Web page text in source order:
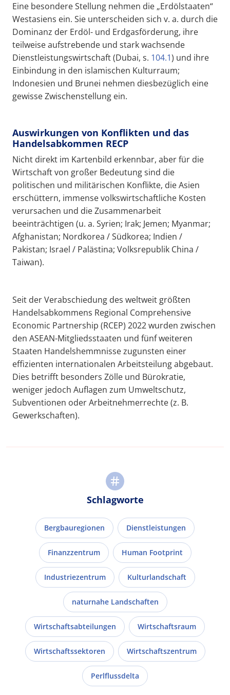
Eine besondere Stellung nehmen die „Erdölstaaten“
Westasiens ein. Sie unterscheiden sich v. a. durch die
Dominanz der Erdöl- und Erdgasförderung, ihre
teilweise aufstrebende und stark wachsende
Dienstleistungswirtschaft (Dubai, s. 104.1) und ihre
Einbindung in den islamischen Kulturraum;
Indonesien und Brunei nehmen diesbezüglich eine
gewisse Zwischenstellung ein.
Auswirkungen von Konflikten und das
Handelsabkommen RECP
Nicht direkt im Kartenbild erkennbar, aber für die
Wirtschaft von großer Bedeutung sind die
politischen und militärischen Konflikte, die Asien
erschüttern, immense volkswirtschaftliche Kosten
verursachen und die Zusammenarbeit
beeinträchtigen (u. a. Syrien; Irak; Jemen; Myanmar;
Afghanistan; Nordkorea / Südkorea; Indien /
Pakistan; Israel / Palästina; Volksrepublik China /
Taiwan).
Seit der Verabschiedung des weltweit größten
Handelsabkommens Regional Comprehensive
Economic Partnership (RCEP) 2022 wurden zwischen
den ASEAN-Mitgliedsstaaten und fünf weiteren
Staaten Handelshemmnisse zugunsten einer
effizienten internationalen Arbeitsteilung abgebaut.
Dies betrifft besonders Zölle und Bürokratie,
weniger jedoch Auflagen zum Umweltschutz,
Subventionen oder Arbeitnehmerrechte (z. B.
Gewerkschaften).
Schlagworte
Bergbauregionen Dienstleistungen
Finanzzentrum Human Footprint
Industriezentrum Kulturlandschaft
naturnahe Landschaften
Wirtschaftsabteilungen Wirtschaftsraum
Wirtschaftssektoren Wirtschaftszentrum
Perlflussdelta